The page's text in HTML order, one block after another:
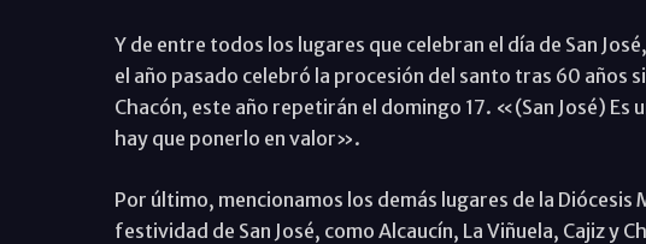
Y de entre todos los lugares que celebran el día de San
el año pasado celebró la procesión del santo tras 60 años
Chacón, este año repetirán el domingo 17. «(San José)
hay que ponerlo en valor».
Por último, mencionamos los demás lugares de la Diócesis
festividad de San José, como Alcaucín, La Viñuela, Cajiz y